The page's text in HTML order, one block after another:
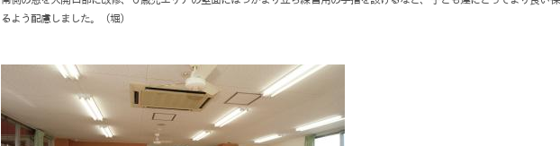
るよう配慮しました。（堀）